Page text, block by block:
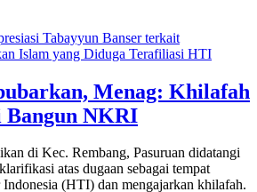
Menag: Khilafah
NKRI
di Kec. Rembang, Pasuruan didatangi
atas dugaan sebagai tempat
(HTI) dan mengajarkan khilafah.